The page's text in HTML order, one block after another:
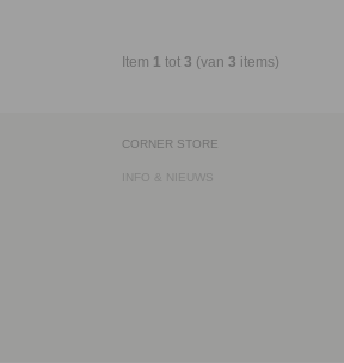
Item 1 tot 3 (van 3 items)
CORNER STORE
INFO & NIEUWS